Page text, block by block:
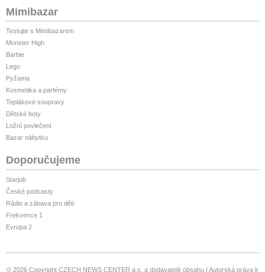
Mimibazar
Testujte s Mimibazarem
Monster High
Barbie
Lego
Pyžama
Kosmetika a parfémy
Teplákové soupravy
Dětské boty
Ložní povlečení
Bazar nábytku
Doporučujeme
Starjob
České podcasty
Rádio a zábava pro děti
Frekvence 1
Evropa 2
© 2026 Copyright CZECH NEWS CENTER a.s. a dodavatelé obsahu Autorská práva k